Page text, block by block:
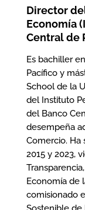
Director
Economía
Central de
Es bachiller
Pacífico y
School de la
del Instituto
del Banco
desempeña
Comercio. Ha
2015 y 2023,
Economía de
comisionado